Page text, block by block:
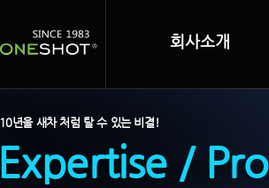
회사소개
10년을 새차 처럼 탈 수 있는 비결!
Expertise /